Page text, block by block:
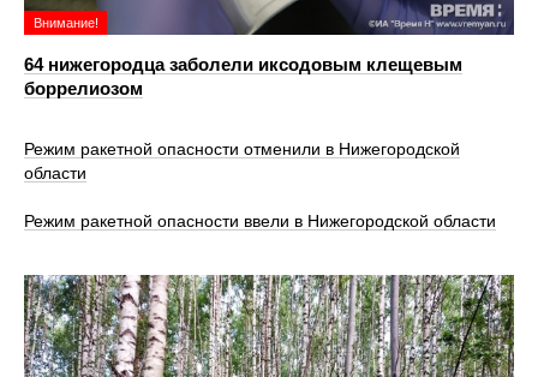
Внимание!
64 нижегородца заболели иксодовым клещевым
боррелиозом
Режим ракетной опасности отменили в Нижегородской
области
Режим ракетной опасности ввели в Нижегородской области